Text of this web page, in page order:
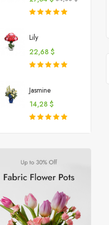
podstawowa
Lily
Cena
22,68 $
Jasmine
Cena
14,28 $